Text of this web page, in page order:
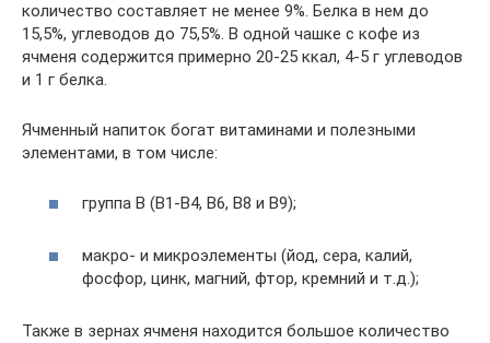
количество составляет не менее 9%. Белка в нем до
15,5%, углеводов до 75,5%. В одной чашке с кофе из
ячменя содержится примерно 20-25 ккал, 4-5 г углеводов
и 1 г белка.
Ячменный напиток богат витаминами и полезными
элементами, в том числе:
группа В (В1-В4, В6, В8 и В9);
макро- и микроэлементы (йод, сера, калий,
фосфор, цинк, магний, фтор, кремний и т.д.);
Также в зернах ячменя находится большое количество